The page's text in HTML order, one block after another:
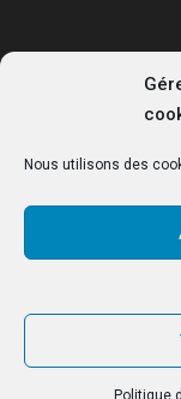
Nous utilisons des
Politique